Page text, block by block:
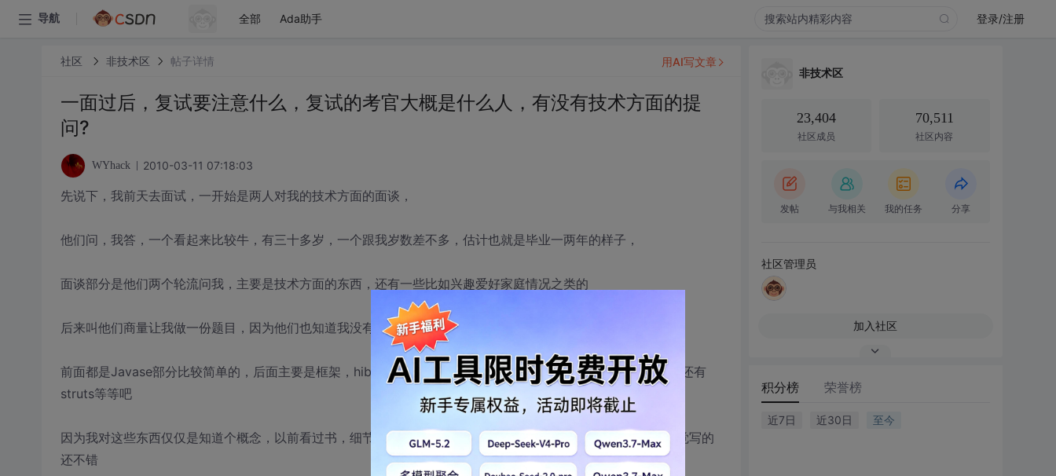
导航 全部 Ada助手 登录/注册
社区 非技术区 帖子详情
一面过后，复试要注意什么，复试的考官大概是什么人，有没有技术方面的提
问?
WYhack 2010-03-11 07:18:03
先说下，我前天去面试，一开始是两人对我的技术方面的面谈，
他们问，我答，一个看起来比较牛，有三十多岁，一个跟我岁数差不多，估计也就是毕业一两年的样子，
面谈部分是他们两个轮流问我，主要是技术方面的东西，还有一些比如兴趣爱好家庭情况之类的
后来叫他们商量让我做一份题目，因为他们也知道我没有经验，说是题目比较简单，
前面都是Javase部分比较简单的，后面主要是框架，hibernate缓存的原理，hql，以及spring德ioc、aop等等，还有
struts等等吧
因为我对这些东西仅仅是知道个概念，以前看过书，细节也忘的差不多了，但是他也只是要求些概念等等，我感觉写的
还不错
用AI写文章
非技术区
23,404
社区成员
70,511
社区内容
发帖 与我相关 我的任务 分享
社区管理员
加入社区
积分榜 荣誉榜
近7日 近30日 至今